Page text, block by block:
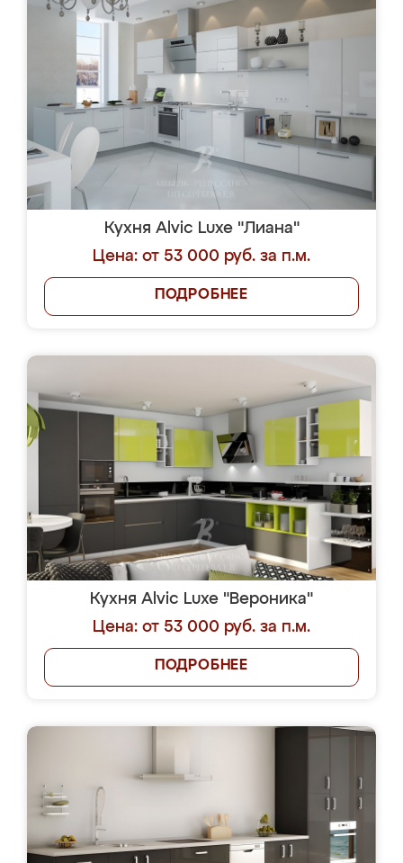
Кухня Alvic Luxe "Лиана"
Цена: от 53 000 руб. за п.м.
ПОДРОБНЕЕ
Кухня Alvic Luxe "Вероника"
Цена: от 53 000 руб. за п.м.
ПОДРОБНЕЕ